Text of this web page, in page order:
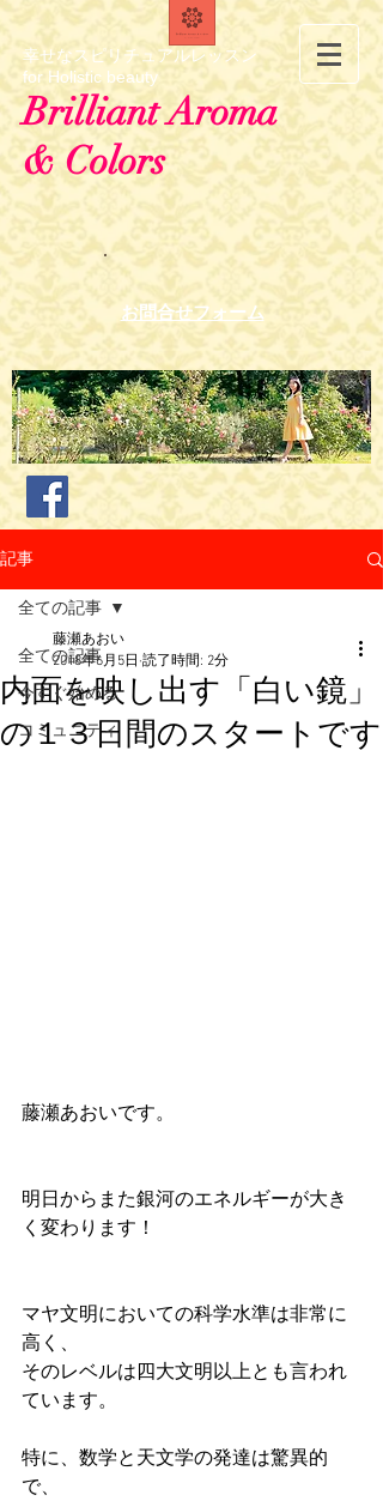
幸せなスピリチュアルレッスン
for Holistic beauty
Brilliant Aroma
& Colors
お問合せフォーム
記事
全ての記事
今すぐ始める
コミュニティ
全ての記事
内面を映し出す「白い鏡」
の１３日間のスタートです
藤瀬あおい
2018年6月5日 読了時間: 2分
藤瀬あおいです。
明日からまた銀河のエネルギーが大き
く変わります！
マヤ文明においての科学水準は非常に
高く、
そのレベルは四大文明以上とも言われ
ています。
特に、数学と天文学の発達は驚異的
で、